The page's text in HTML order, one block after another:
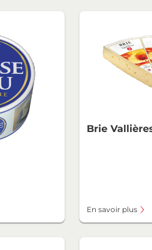
Brie
En savoir plus